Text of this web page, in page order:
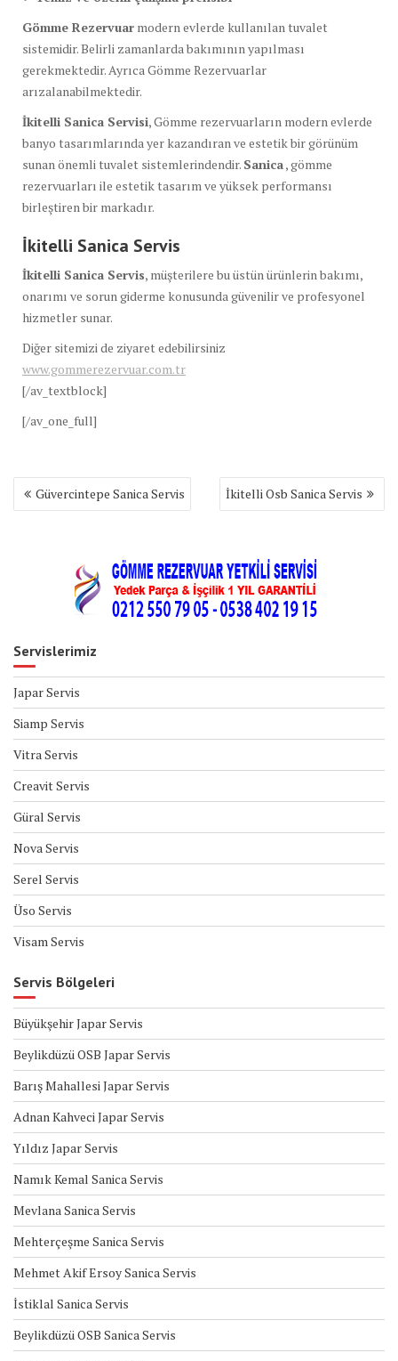
Gömme Rezervuar modern evlerde kullanılan tuvalet
sistemidir. Belirli zamanlarda bakımının yapılması
gerekmektedir. Ayrıca Gömme Rezervuarlar
arızalanabilmektedir.
İkitelli Sanica Servisi, Gömme rezervuarların modern evlerde
banyo tasarımlarında yer kazandıran ve estetik bir görünüm
sunan önemli tuvalet sistemlerindendir. Sanica, gömme
rezervuarları ile estetik tasarım ve yüksek performansı
birleştiren bir markadır.
İkitelli Sanica Servis
İkitelli Sanica Servis, müşterilere bu üstün ürünlerin bakımı,
onarımı ve sorun giderme konusunda güvenilir ve profesyonel
hizmetler sunar.
Diğer sitemizi de ziyaret edebilirsiniz
www.gommerezervuar.com.tr
[/av_textblock]
[/av_one_full]
Yazı
gezinmesi
Güvercintepe Sanica Servis İkitelli Osb Sanica Servis
Servislerimiz
Japar Servis
Siamp Servis
Vitra Servis
Creavit Servis
Güral Servis
Nova Servis
Serel Servis
Üso Servis
Visam Servis
Servis Bölgeleri
Büyükşehir Japar Servis
Beylikdüzü OSB Japar Servis
Barış Mahallesi Japar Servis
Adnan Kahveci Japar Servis
Yıldız Japar Servis
Namık Kemal Sanica Servis
Mevlana Sanica Servis
Mehterçeşme Sanica Servis
Mehmet Akif Ersoy Sanica Servis
İstiklal Sanica Servis
Beylikdüzü OSB Sanica Servis